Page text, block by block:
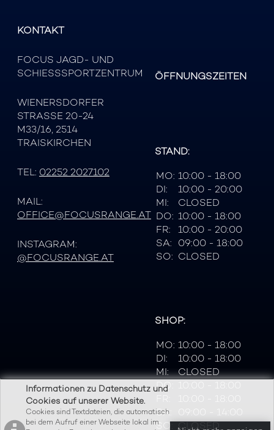
Informationen zu Datenschutz und
Cookies auf unserer Website.
Cookies sind Textdateien, die automatisch
bei dem Aufruf einer Webseite lokal im
KONTAKT
FOCUS JAGD- UND
SCHIESSSPORTZENTRUM
WIENERSDORFER
STRASSE 20-24
M33/16, 2514
TRAISKIRCHEN
TEL: 02252 2027102
MAIL:
OFFICE@FOCUSRANGE.AT
INSTAGRAM:
@FOCUSRANGE.AT
ÖFFNUNGSZEITEN
STAND:
MO: 10:00 - 18:00
DI:
10:00 - 20:00
MI:
CLOSED
DO: 10:00 - 18:00
FR:
10:00 - 20:00
SA: 09:00 - 18:00
SO: CLOSED
SHOP:
MO: 10:00 - 18:00
DI:
10:00 - 18:00
MI:
CLOSED
DO:
SA:
09:00 - 14:00
SO: CLOSED